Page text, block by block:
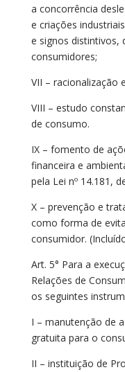
a concorrência
e criações
e signos distintivos,
consumidores;
VII – racionalização
VIII – estudo
de consumo.
IX – fomento de
financeira e
pela Lei nº 14.181,
X – prevenção e
como forma de
consumidor.
Art. 5° Para a
Relações de
os seguintes
I – manutenção de
gratuita para o
II – instituição de